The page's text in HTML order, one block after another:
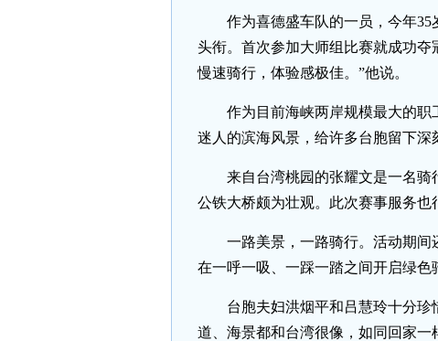
作为喜德盛车队的一员，今年
头衔。首次参加大师组比赛就成功
慢速骑行，体验感极佳。”他说。
作为目前海峡两岸规模最大的
迷人的滨海风景，给许多台胞留下深
来自台湾桃园的张耀文是一名
公铁大桥颇为壮观。此次赛事服务也
一路美景，一路骑行。活动期
在一呼一吸、一踩一踏之间开启绿色
台胞夫妇洪烟平和吕慧玲十分
道、海景都和台湾很像，如同回家